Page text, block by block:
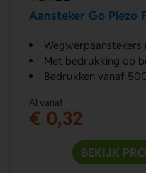
Aansteker Go Piezo
Wegwerpaanstekers
Met bedrukking op
Bedrukken vanaf
Al vanaf
€ 0,32
BEKIJK